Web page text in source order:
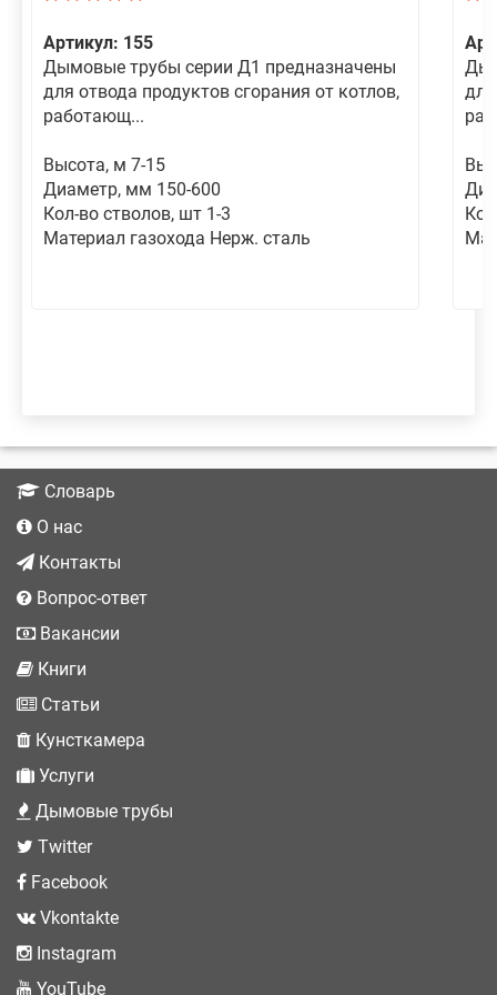
Артикул: 155
Дымовые трубы серии Д1 предназначены
для отвода продуктов сгорания от котлов,
работающ...
Высота, м 7-15
Диаметр, мм 150-600
Кол-во стволов, шт 1-3
Материал газохода Нерж. сталь
Словарь
О нас
Контакты
Вопрос-ответ
Вакансии
Книги
Статьи
Кунсткамера
Услуги
Дымовые трубы
Twitter
Facebook
Vkontakte
Instagram
YouTube